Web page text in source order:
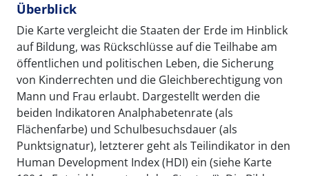
Überblick
Die Karte vergleicht die Staaten der Erde im Hinblick
auf Bildung, was Rückschlüsse auf die Teilhabe am
öffentlichen und politischen Leben, die Sicherung
von Kinderrechten und die Gleichberechtigung von
Mann und Frau erlaubt. Dargestellt werden die
beiden Indikatoren Analphabetenrate (als
Flächenfarbe) und Schulbesuchsdauer (als
Punktsignatur), letzterer geht als Teilindikator in den
Human Development Index (HDI) ein (siehe Karte